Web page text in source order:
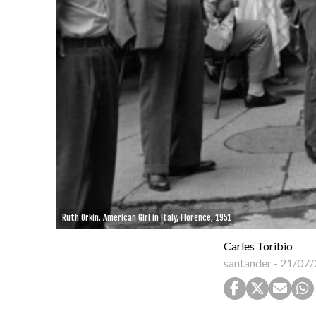
Ruth Orkin. American Girl in Italy, Florence, 1951
Carles Toribio
santander- 21/07/